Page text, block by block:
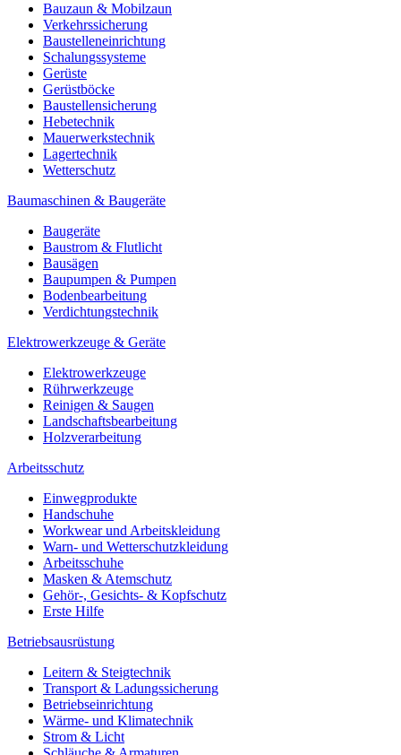
Bauzaun & Mobilzaun
Verkehrssicherung
Baustelleneinrichtung
Schalungssysteme
Gerüste
Gerüstböcke
Baustellensicherung
Hebetechnik
Mauerwerkstechnik
Lagertechnik
Wetterschutz
Baumaschinen & Baugeräte
Baugeräte
Baustrom & Flutlicht
Bausägen
Baupumpen & Pumpen
Bodenbearbeitung
Verdichtungstechnik
Elektrowerkzeuge & Geräte
Elektrowerkzeuge
Rührwerkzeuge
Reinigen & Saugen
Landschaftsbearbeitung
Holzverarbeitung
Arbeitsschutz
Einwegprodukte
Handschuhe
Workwear und Arbeitskleidung
Warn- und Wetterschutzkleidung
Arbeitsschuhe
Masken & Atemschutz
Gehör-, Gesichts- & Kopfschutz
Erste Hilfe
Betriebsausrüstung
Leitern & Steigtechnik
Transport & Ladungssicherung
Betriebseinrichtung
Wärme- und Klimatechnik
Strom & Licht